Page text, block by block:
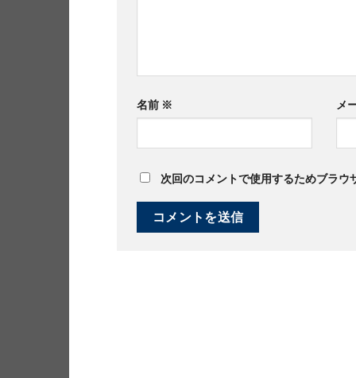
名前 ※ メ
次回のコメントで使用するためブラ